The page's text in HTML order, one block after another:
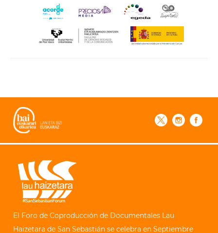
El Foro de Coproducción de Documentales Lau
Haizetara de San Sebastián se celebra en Septiembre